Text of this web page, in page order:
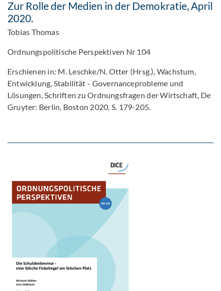
Zur Rolle der Medien in der Demokratie, April
2020.
Tobias Thomas
Ordnungspolitische Perspektiven Nr 104
Erschienen in: M. Leschke/N. Otter (Hrsg.), Wachstum,
Entwicklung, Stabilität - Governanceprobleme und
Lösungen, Schriften zu Ordnungsfragen der Wirtschaft, De
Gruyter: Berlin, Boston 2020, S. 179-205.